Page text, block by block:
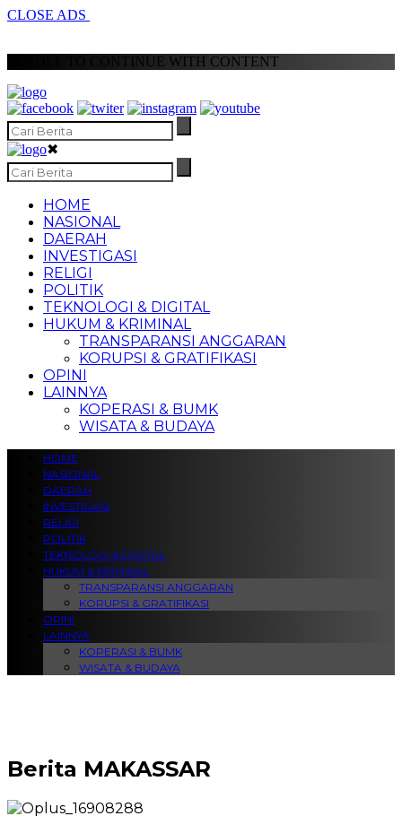
CLOSE ADS
SCROLL TO CONTINUE WITH CONTENT
✖
HOME
NASIONAL
DAERAH
INVESTIGASI
RELIGI
POLITIK
TEKNOLOGI & DIGITAL
HUKUM & KRIMINAL
TRANSPARANSI ANGGARAN
KORUPSI & GRATIFIKASI
OPINI
LAINNYA
KOPERASI & BUMK
WISATA & BUDAYA
HOME
NASIONAL
DAERAH
INVESTIGASI
RELIGI
POLITIK
TEKNOLOGI & DIGITAL
HUKUM & KRIMINAL
TRANSPARANSI ANGGARAN
KORUPSI & GRATIFIKASI
OPINI
LAINNYA
KOPERASI & BUMK
WISATA & BUDAYA
Berita MAKASSAR